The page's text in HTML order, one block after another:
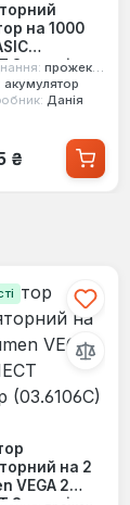
на 1000
Scangrip
прожектор
акумулятор
Данія
ціна:
₴
на 2
VEGA 2